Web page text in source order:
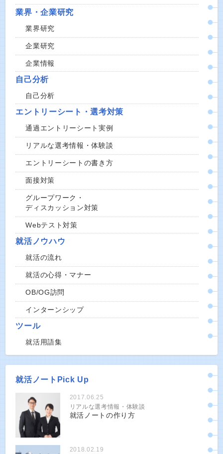
業界・企業研究
業界研究
企業研究
企業情報
自己分析
自己分析
エントリーシート・選考対策
通過エントリーシート実例
リアルな選考情報・体験談
エントリーシートの書き方
面接対策
グループワーク・
ディスカッション対策
Webテスト対策
就活ノウハウ
就活の流れ
就活の心得・マナー
OB/OG訪問
インターンシップ
ツール
就活用語集
就活ノートPick Up
2017.06.25
リアルな選考情報・体験談
就活ノートの作り方
2018.02.19